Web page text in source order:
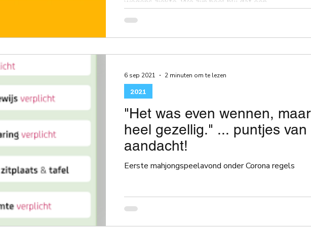
"Het was even wennen, maar
heel gezellig." ... puntjes van
aandacht!
Eerste mahjongspeelavond onder Corona regels
2021
6 sep 2021 2 minuten om te lezen